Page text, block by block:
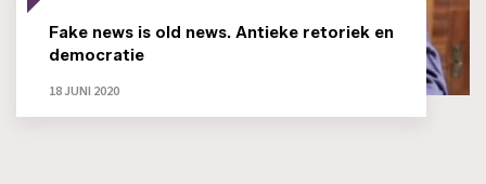
Fake news is old news. Antieke retoriek en
democratie
18 JUNI 2020